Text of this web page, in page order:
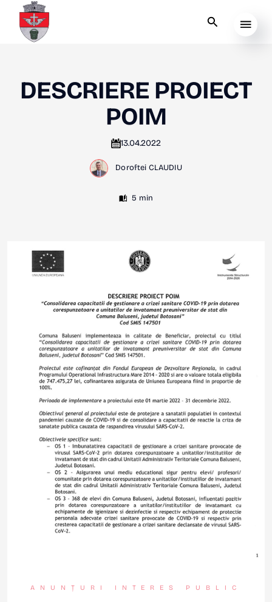
DESCRIERE PROIECT
POIM
13.04.2022
Doroftei CLAUDIU
5 min
ANUNȚURI INTERES PUBLIC